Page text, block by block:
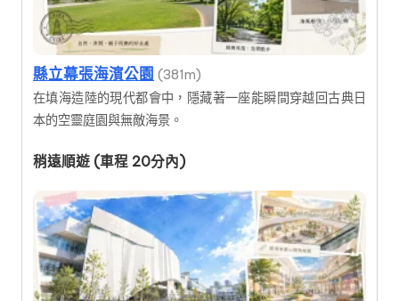
縣立幕張海濱公園 (381m)
在填海造陸的現代都會中，隱藏著一座能瞬間穿越回古典日
本的空靈庭園與無敵海景。
稍遠順遊 (車程 20分內)